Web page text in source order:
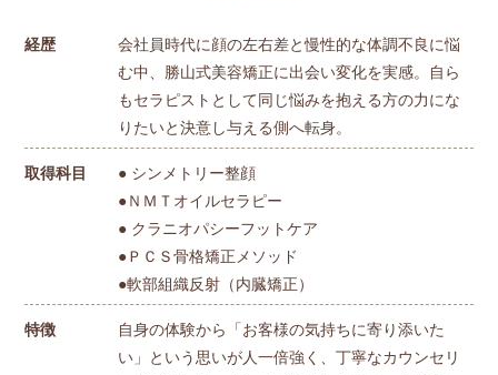
経歴
会社員時代に顔の左右差と慢性的な体調不良に悩
む中、勝山式美容矯正に出会い変化を実感。自ら
もセラピストとして同じ悩みを抱える方の力にな
りたいと決意し与える側へ転身。
取得科目
● シンメトリー整顔
●ＮＭＴオイルセラピー
● クラニオパシーフットケア
●ＰＣＳ骨格矯正メソッド
●軟部組織反射（内臓矯正）
特徴
自身の体験から「お客様の気持ちに寄り添いた
い」という思いが人一倍強く、丁寧なカウンセリ